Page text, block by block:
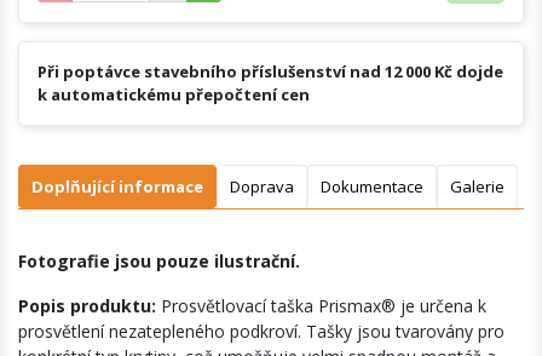
Při poptávce stavebního příslušenství nad 12 000 Kč dojde
k automatickému přepočtení cen
Doplňující informace Doprava Dokumentace Galerie
Fotografie jsou pouze ilustrační.
Popis produktu: Prosvětlovací taška Prismax® je určena k
prosvětlení nezatepleného podkroví. Tašky jsou tvarovány pro